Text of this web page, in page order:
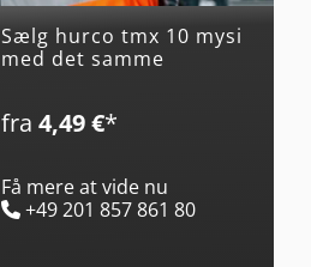
Sælg hurco tmx 10 mysi
med det samme
fra 4,49 €*
Få mere at vide nu
+49 201 857 861 80